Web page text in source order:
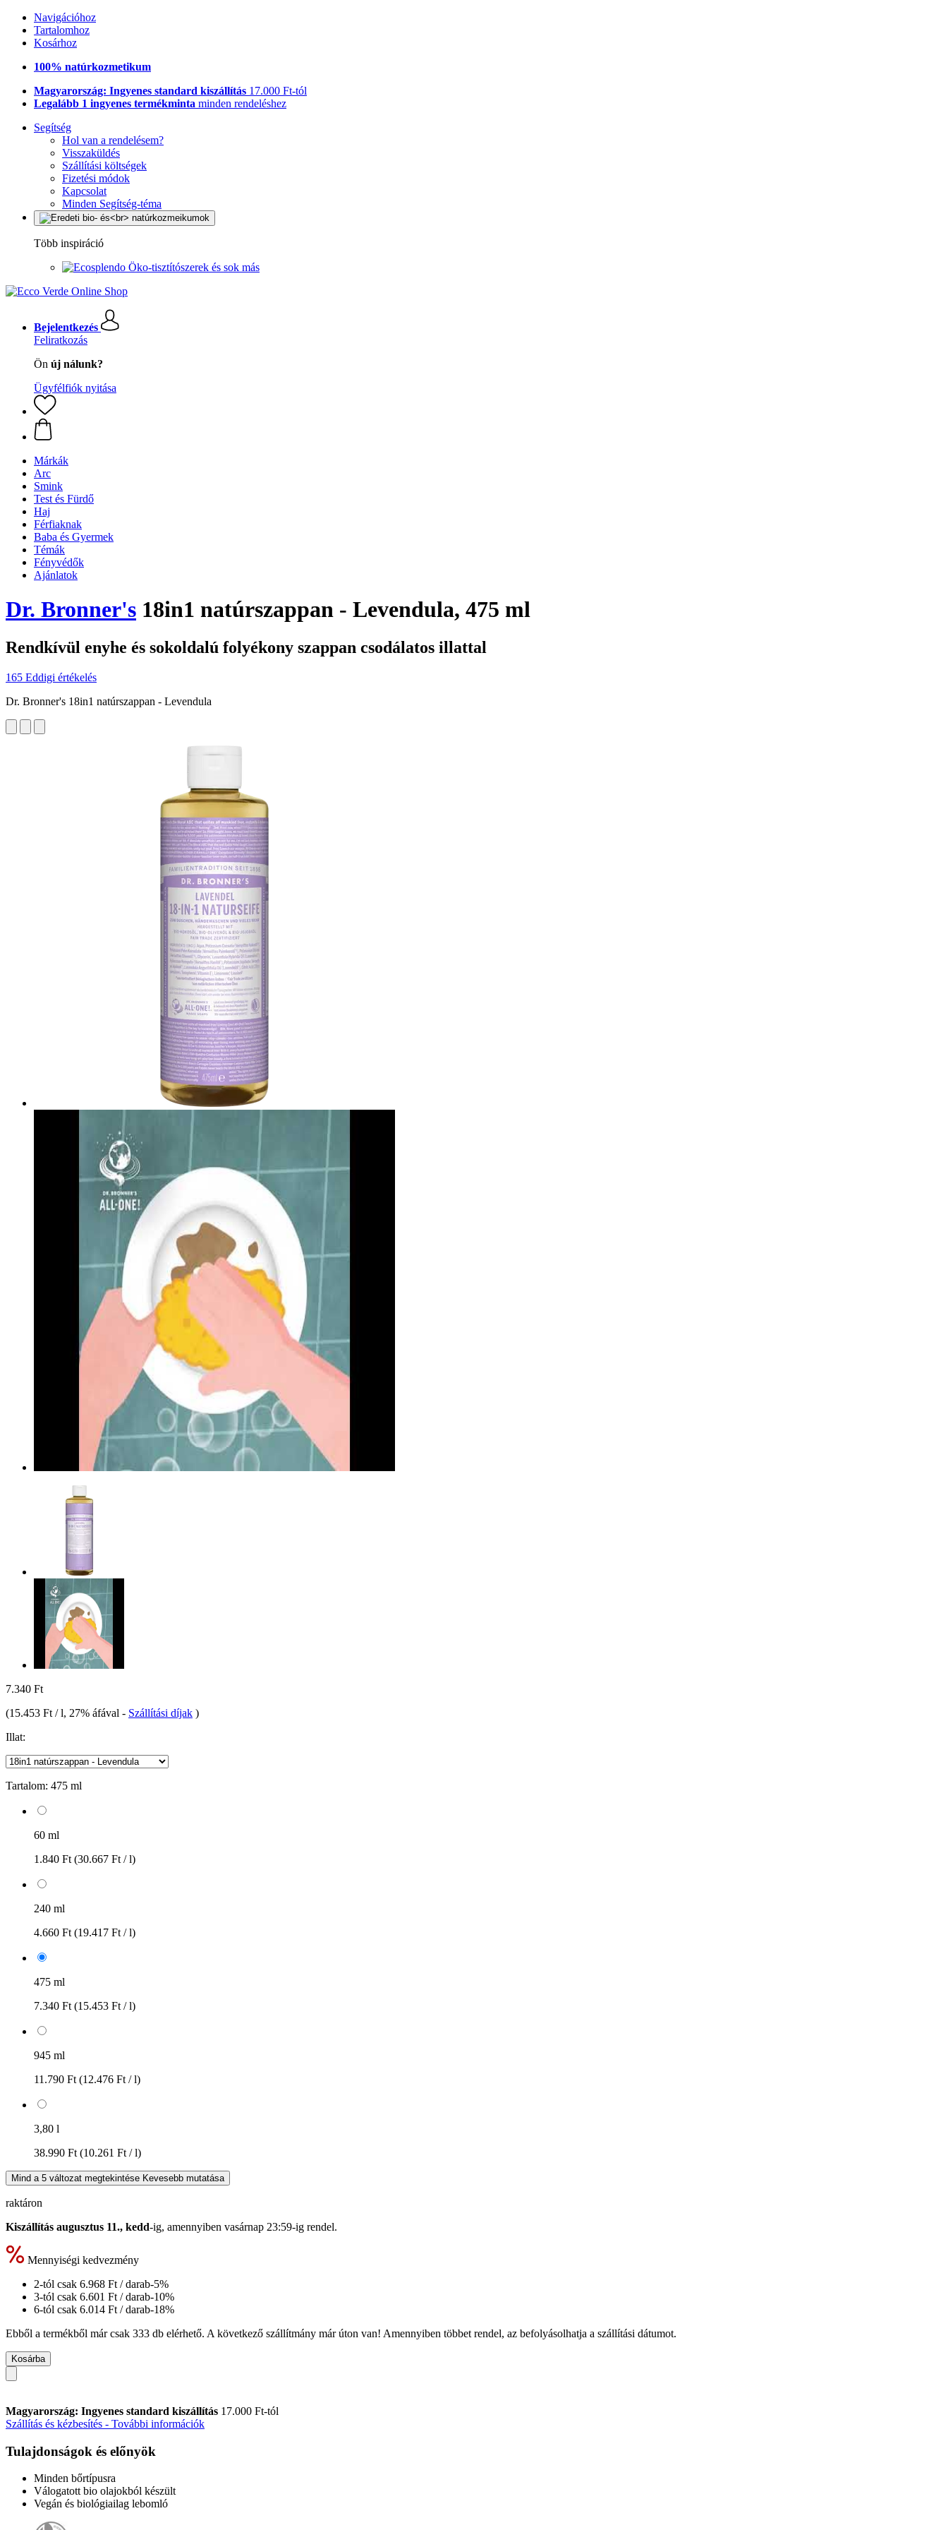
Navigációhoz
Tartalomhoz
Kosárhoz
100% natúrkozmetikum
Magyarország: Ingyenes standard kiszállítás 17.000 Ft-tól
Legalább 1 ingyenes termékminta minden rendeléshez
Segítség
Hol van a rendelésem?
Visszaküldés
Szállítási költségek
Fizetési módok
Kapcsolat
Minden Segítség-téma
Több inspiráció
Öko-tisztítószerek és sok más
Bejelentkezés
Feliratkozás
Ön új nálunk?
Ügyfélfiók nyitása
Márkák
Arc
Smink
Test és Fürdő
Haj
Férfiaknak
Baba és Gyermek
Témák
Fényvédők
Ajánlatok
Dr. Bronner's 18in1 natúrszappan - Levendula, 475 ml
Rendkívül enyhe és sokoldalú folyékony szappan csodálatos illattal
165 Eddigi értékelés
Dr. Bronner's 18in1 natúrszappan - Levendula
7.340 Ft
(15.453 Ft / l, 27% áfával - Szállítási díjak )
Illat:
Tartalom: 475 ml
60 ml
1.840 Ft (30.667 Ft / l)
240 ml
4.660 Ft (19.417 Ft / l)
475 ml
7.340 Ft (15.453 Ft / l)
945 ml
11.790 Ft (12.476 Ft / l)
3,80 l
38.990 Ft (10.261 Ft / l)
Mind a 5 változat megtekintése Kevesebb mutatása
raktáron
Kiszállítás augusztus 11., kedd-ig, amennyiben vasárnap 23:59-ig rendel.
Mennyiségi kedvezmény
2-tól csak 6.968 Ft / darab-5%
3-tól csak 6.601 Ft / darab-10%
6-tól csak 6.014 Ft / darab-18%
Ebből a termékből már csak 333 db elérhető. A következő szállítmány már úton van! Amennyiben többet rendel, az befolyásolhatja a szállítási dátumot.
Kosárba
Magyarország: Ingyenes standard kiszállítás 17.000 Ft-tól
Szállítás és kézbesítés - További információk
Tulajdonságok és előnyök
Minden bőrtípusra
Válogatott bio olajokból készült
Vegán és biológiailag lebomló